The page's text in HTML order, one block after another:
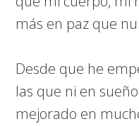
más en paz que
Desde que he
las que ni en
mejorado en